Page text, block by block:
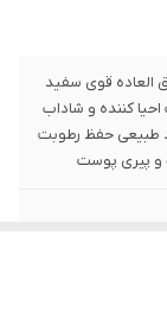
العاده قوی سفید
کننده و شاداب
طبیعی حفظ رطوبت
و پیری پوست